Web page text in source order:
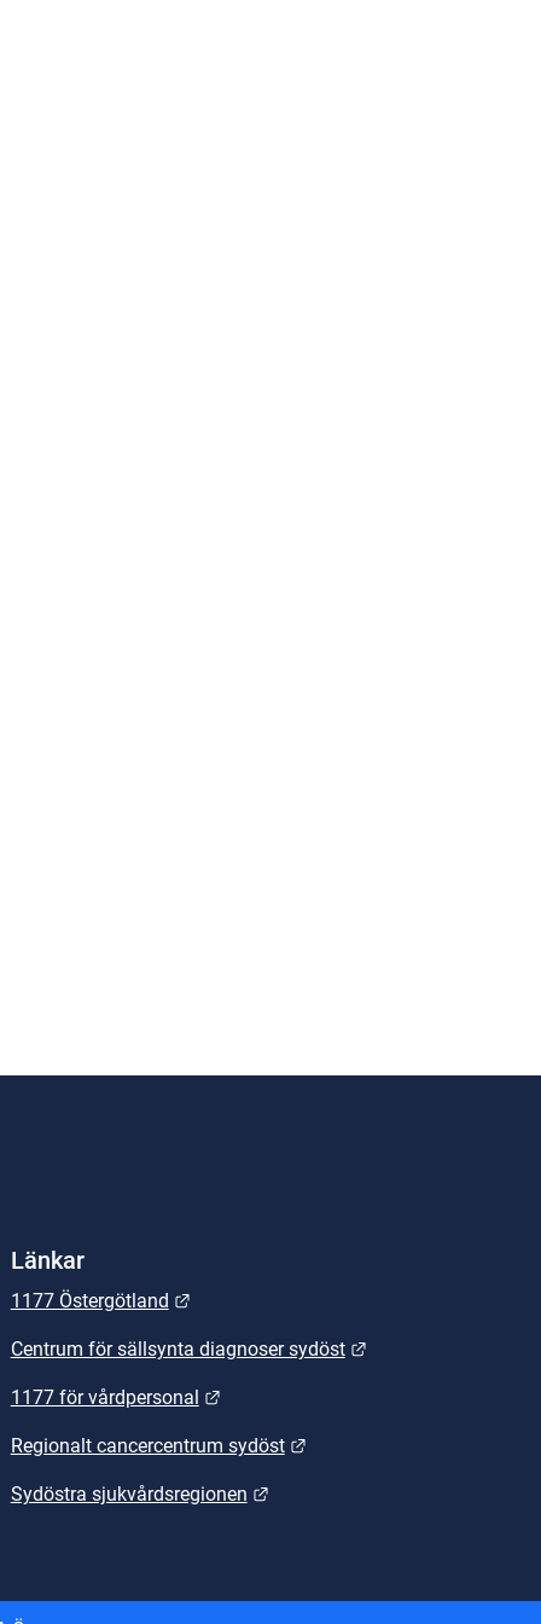
Länkar
1177 Östergötland Länk till annan webbplats.
Centrum för sällsynta diagnoser sydöst Länk till annan
1177 för vårdpersonal Länk till annan webbplats.
Regionalt cancercentrum sydöst Länk till annan webbplats.
Sydöstra sjukvårdsregionen Länk till annan webbplats.